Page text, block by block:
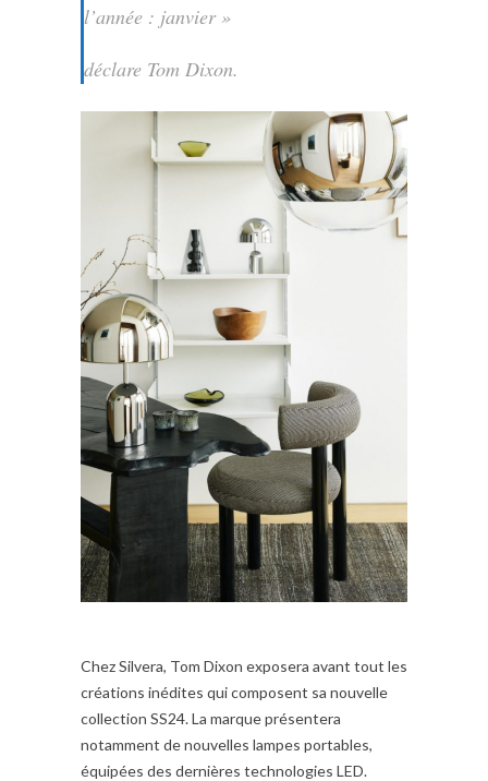
l’année : janvier »
déclare Tom Dixon.
Chez Silvera, Tom Dixon exposera avant tout les
créations inédites qui composent sa nouvelle
collection SS24. La marque présentera
notamment de nouvelles lampes portables,
équipées des dernières technologies LED.